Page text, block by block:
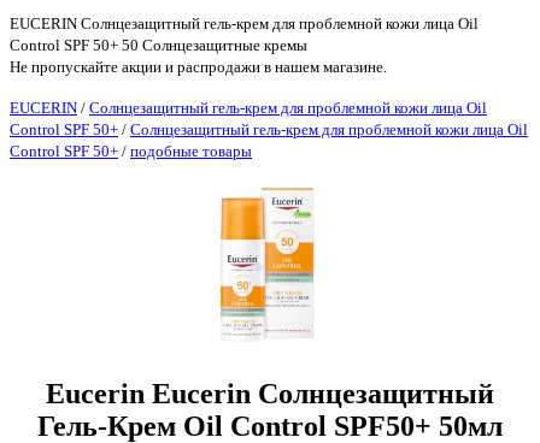
EUCERIN Солнцезащитный гель-крем для проблемной кожи лица Oil
Control SPF 50+ 50 Солнцезащитные кремы
Не пропускайте акции и распродажи в нашем магазине.
EUCERIN / Солнцезащитный гель-крем для проблемной кожи лица Oil
Control SPF 50+ / Солнцезащитный гель-крем для проблемной кожи лица Oil
Control SPF 50+ / подобные товары
Eucerin Eucerin Солнцезащитный
Гель-Крем Oil Control SPF50+ 50мл